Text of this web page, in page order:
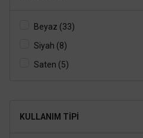
Beyaz (33)
Siyah (8)
Saten (5)
KULLANIM TIPI